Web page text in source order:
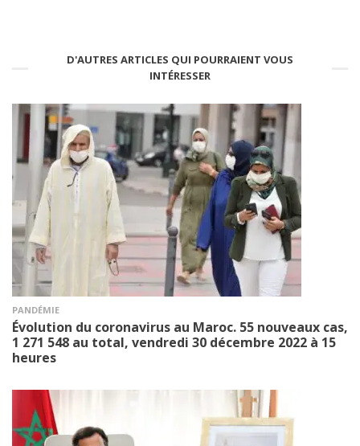
D'AUTRES ARTICLES QUI POURRAIENT VOUS
INTÉRESSER
PANDÉMIE
Évolution du coronavirus au Maroc. 55 nouveaux cas,
1 271 548 au total, vendredi 30 décembre 2022 à 15
heures